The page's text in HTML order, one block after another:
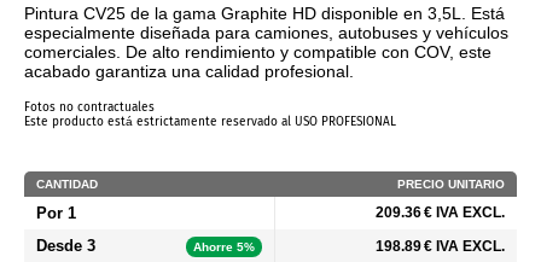
Pintura CV25 de la gama Graphite HD disponible en 3,5L. Está
especialmente diseñada para camiones, autobuses y vehículos
comerciales. De alto rendimiento y compatible con COV, este
acabado garantiza una calidad profesional.
Fotos no contractuales
Este producto está estrictamente reservado al USO PROFESIONAL
CANTIDAD PRECIO UNITARIO
Por 1 209.36 € IVA EXCL.
Desde 3 Ahorre 5% 198.89 € IVA EXCL.